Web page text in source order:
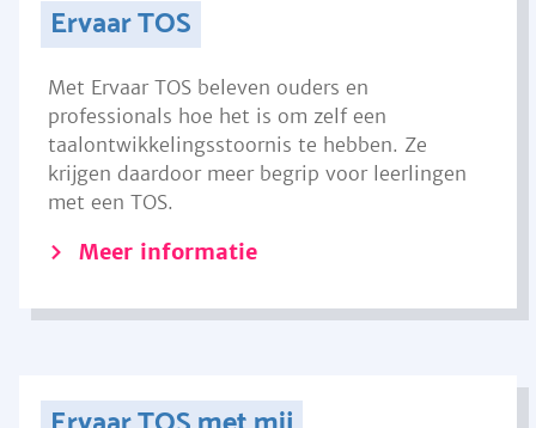
Ervaar TOS
Met Ervaar TOS beleven ouders en
professionals hoe het is om zelf een
taalontwikkelingsstoornis te hebben. Ze
krijgen daardoor meer begrip voor leerlingen
met een TOS.
Meer informatie